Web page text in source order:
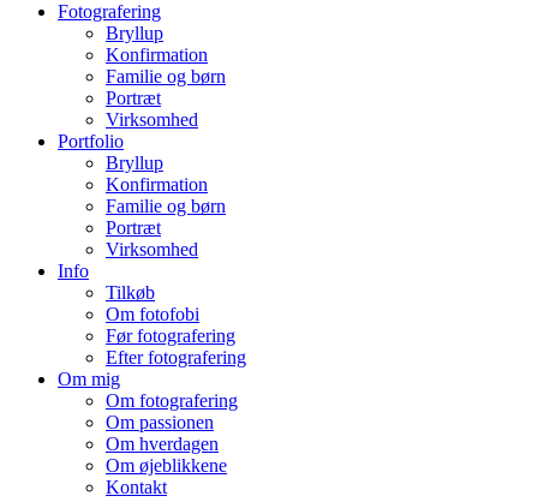
Fotografering
Bryllup
Konfirmation
Familie og børn
Portræt
Virksomhed
Portfolio
Bryllup
Konfirmation
Familie og børn
Portræt
Virksomhed
Info
Tilkøb
Om fotofobi
Før fotografering
Efter fotografering
Om mig
Om fotografering
Om passionen
Om hverdagen
Om øjeblikkene
Kontakt